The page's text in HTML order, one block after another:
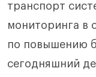
транспорт
мониторинга в
по повышению
сегодняшний